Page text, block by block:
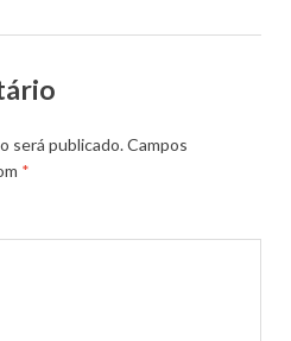
será publicado.Campos
*